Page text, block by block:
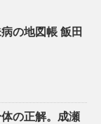
の地図帳 飯田
の正解。成瀬